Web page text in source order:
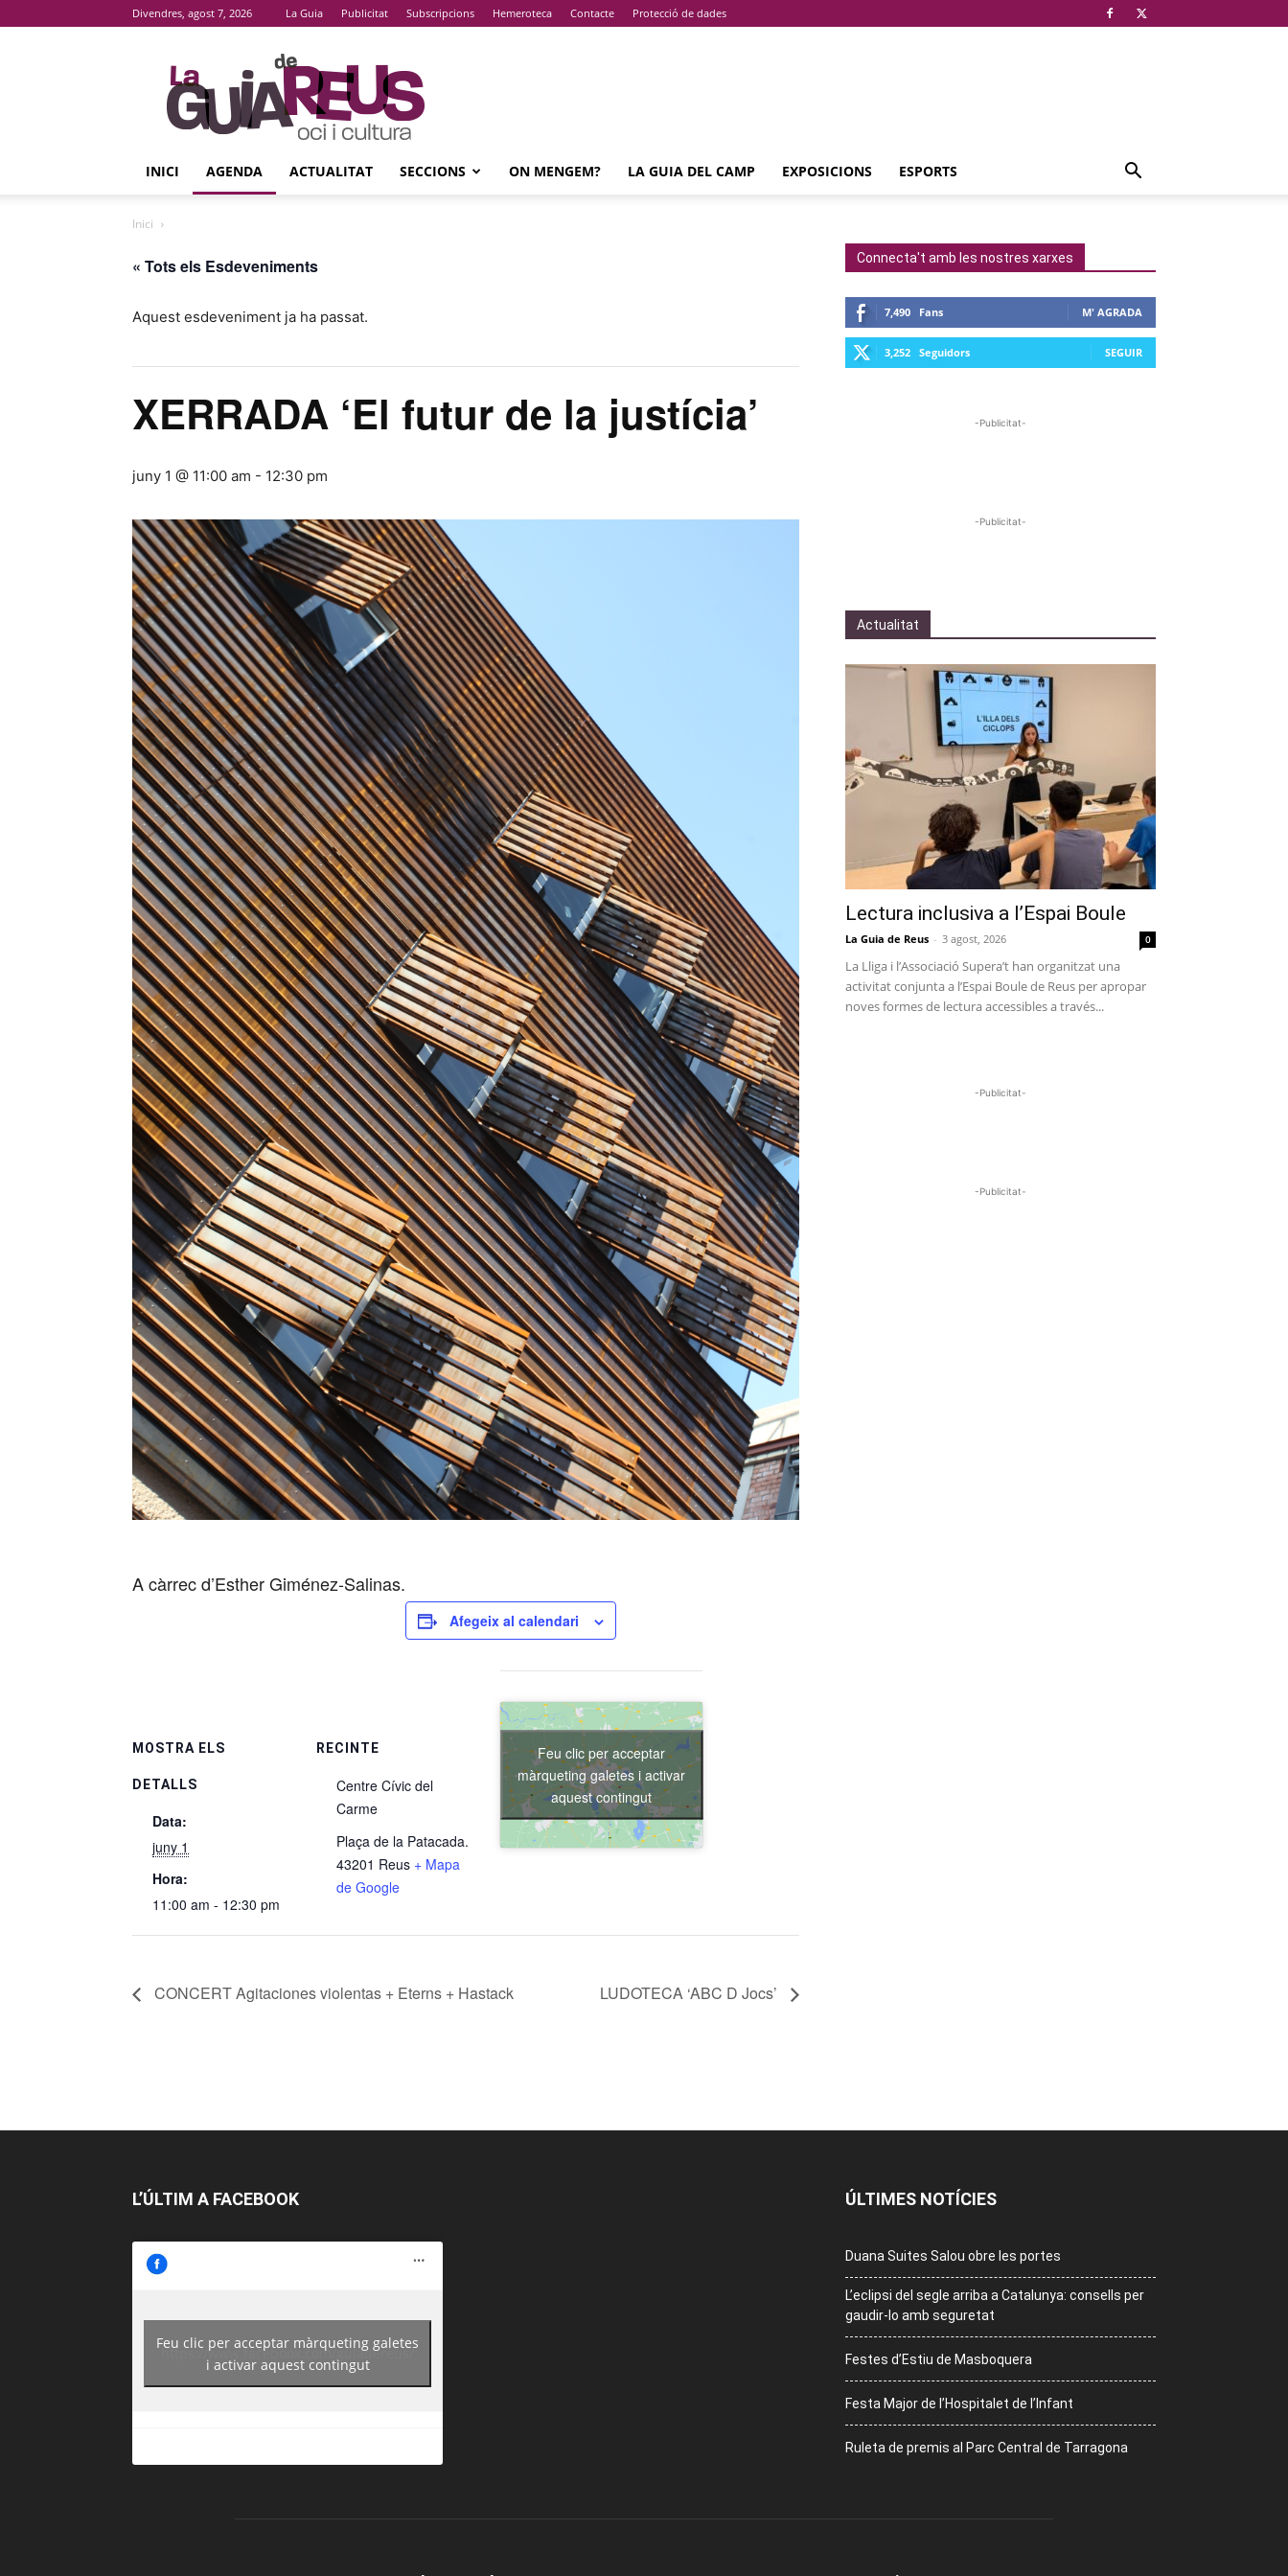
Divendres, agost 7, 2026 La Guia Publicitat Subscripcions Hemeroteca Contacte Protecció de dades
La
Guia
De
Reus
INICI AGENDA ACTUALITAT SECCIONS ON MENGEM? LA GUIA DEL CAMP EXPOSICIONS ESPORTS
Inici
« Tots els Esdeveniments
Aquest esdeveniment ja ha passat.
XERRADA ‘El futur de la justícia’
juny 1 @ 11:00 am - 12:30 pm
A càrrec d’Esther Giménez-Salinas.
Afegeix al calendari
MOSTRA ELS
DETALLS
Data:
juny 1
Hora:
11:00 am - 12:30 pm
RECINTE
Centre Cívic del
Carme
Plaça de la Patacada.
43201 Reus + Mapa
de Google
Feu clic per acceptar
màrqueting galetes i activar
aquest contingut
CONCERT Agitaciones violentas + Eterns + Hastack LUDOTECA ‘ABC D Jocs’
Connecta't amb les nostres xarxes
7,490 Fans M' AGRADA
3,252 Seguidors SEGUIR
-Publicitat-
-Publicitat-
Actualitat
Lectura inclusiva a l’Espai Boule
La Guia de Reus - 3 agost, 2026 0
La Lliga i l’Associació Supera’t han organitzat una
activitat conjunta a l’Espai Boule de Reus per apropar
noves formes de lectura accessibles a través...
-Publicitat-
-Publicitat-
L’ÚLTIM A FACEBOOK
https://www.facebook.com/guiadereus/
Feu clic per acceptar màrqueting galetes
i activar aquest contingut
ÚLTIMES NOTÍCIES
Duana Suites Salou obre les portes
L’eclipsi del segle arriba a Catalunya: consells per
gaudir-lo amb seguretat
Festes d’Estiu de Masboquera
Festa Major de l’Hospitalet de l’Infant
Ruleta de premis al Parc Central de Tarragona